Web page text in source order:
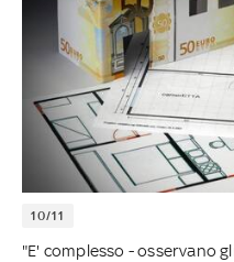
10/11
"E' complesso - osservano